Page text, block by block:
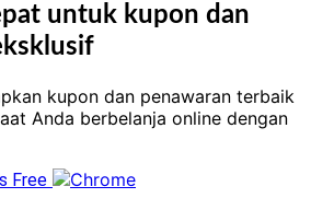
untuk kupon dan
kupon dan penawaran terbaik
Anda berbelanja online dengan
Free